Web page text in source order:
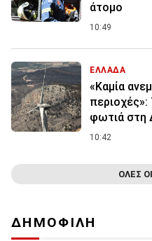
άτομο
10:49
ΕΛΛΑΔΑ
«Καμία
περιοχές»:
φωτιά στη
10:42
ΟΛΕΣ
ΔΗΜΟΦΙΛΗ